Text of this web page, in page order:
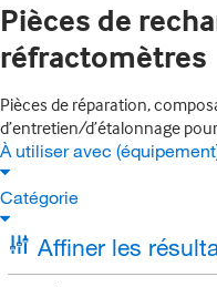
Pièces de
réfractomètres
Pièces de réparation,
d’entretien/d’étalonnage
À utiliser avec
Catégorie
Affiner les